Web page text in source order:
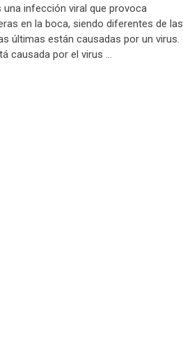
infección viral que provoca
en la boca, siendo diferentes de las
últimas están causadas por un virus.
causada por el virus …